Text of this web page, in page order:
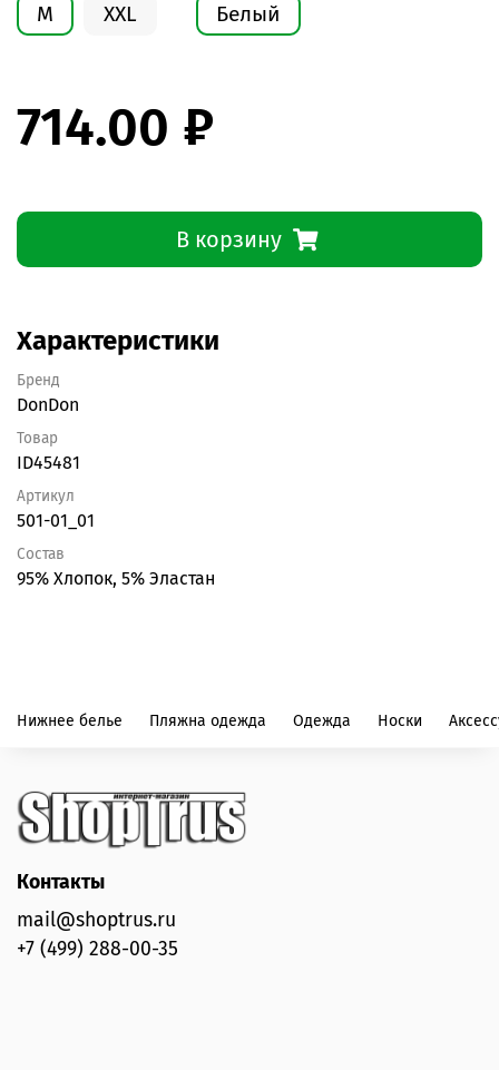
M XXL Белый
714.00 ₽
В корзину
Характеристики
Бренд
DonDon
Товар
ID45481
Артикул
501-01_01
Состав
95% Хлопок, 5% Эластан
Нижнее белье Пляжна одежда Одежда Носки
Контакты
mail@shoptrus.ru
+7 (499) 288-00-35